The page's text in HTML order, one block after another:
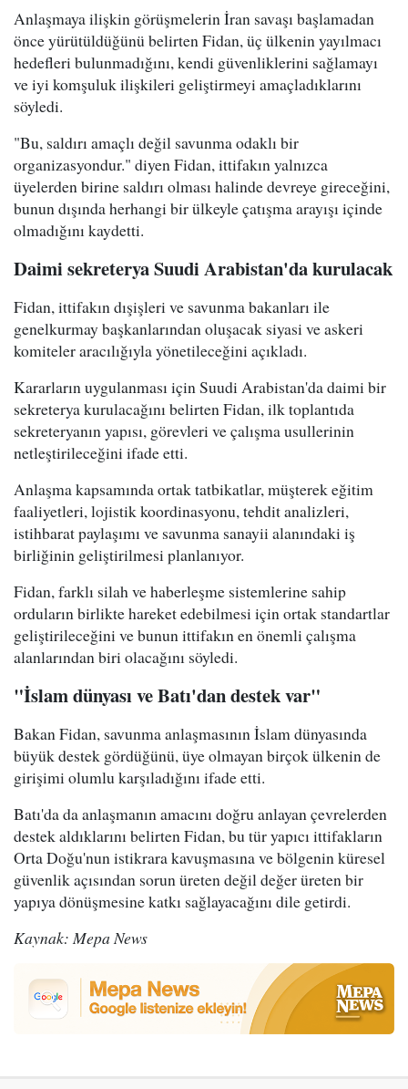
Anlaşmaya ilişkin görüşmelerin İran savaşı başlamadan
önce yürütüldüğünü belirten Fidan, üç ülkenin yayılmacı
hedefleri bulunmadığını, kendi güvenliklerini sağlamayı
ve iyi komşuluk ilişkileri geliştirmeyi amaçladıklarını
söyledi.
"Bu, saldırı amaçlı değil savunma odaklı bir
organizasyondur." diyen Fidan, ittifakın yalnızca
üyelerden birine saldırı olması halinde devreye gireceğini,
bunun dışında herhangi bir ülkeyle çatışma arayışı içinde
olmadığını kaydetti.
Daimi sekreterya Suudi Arabistan'da kurulacak
Fidan, ittifakın dışişleri ve savunma bakanları ile
genelkurmay başkanlarından oluşacak siyasi ve askeri
komiteler aracılığıyla yönetileceğini açıkladı.
Kararların uygulanması için Suudi Arabistan'da daimi bir
sekreterya kurulacağını belirten Fidan, ilk toplantıda
sekreteryanın yapısı, görevleri ve çalışma usullerinin
netleştirileceğini ifade etti.
Anlaşma kapsamında ortak tatbikatlar, müşterek eğitim
faaliyetleri, lojistik koordinasyonu, tehdit analizleri,
istihbarat paylaşımı ve savunma sanayii alanındaki iş
birliğinin geliştirilmesi planlanıyor.
Fidan, farklı silah ve haberleşme sistemlerine sahip
orduların birlikte hareket edebilmesi için ortak standartlar
geliştirileceğini ve bunun ittifakın en önemli çalışma
alanlarından biri olacağını söyledi.
"İslam dünyası ve Batı'dan destek var"
Bakan Fidan, savunma anlaşmasının İslam dünyasında
büyük destek gördüğünü, üye olmayan birçok ülkenin de
girişimi olumlu karşıladığını ifade etti.
Batı'da da anlaşmanın amacını doğru anlayan çevrelerden
destek aldıklarını belirten Fidan, bu tür yapıcı ittifakların
Orta Doğu'nun istikrara kavuşmasına ve bölgenin küresel
güvenlik açısından sorun üreten değil değer üreten bir
yapıya dönüşmesine katkı sağlayacağını dile getirdi.
Kaynak: Mepa News